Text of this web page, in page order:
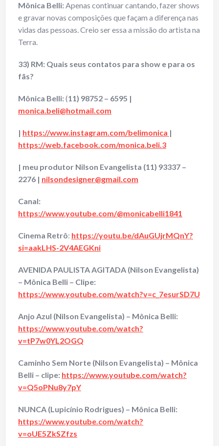
Mônica Belli:Apenas continuar cantando, fazer shows
e gravar novas composições que façam a diferença nas
vidas das pessoas. Creio ser essa a missão do artista na
Terra.
33) RM: Quais seus contatos para show e para os
fãs?
Mônica Belli:(11) 98752 – 6595 |
monica.beli@hotmail.com
| https://www.instagram.com/belimonica |
https://web.facebook.com/monica.beli.3
| meu produtor Nilson Evangelista (11) 93337 –
2276 | nilsondesigner@gmail.com
Canal:
https://www.youtube.com/@monicabelli1841
Cinema Retrô: https://youtu.be/dAuGUjrMQnY?
si=aakLHS-2V4AEGKni
AVENIDA PAULISTA AGITADA (Nilson Evangelista)
– Mônica Belli – Clipe:
https://www.youtube.com/watch?v=c_7esurSD7U
Anjo Azul (Nilson Evangelista) – Mônica Belli:
https://www.youtube.com/watch?
v=tP7w0YL2OGQ
Caminho Sem Norte (Nilson Evangelista) – Mônica
Belli – clipe: https://www.youtube.com/watch?
v=Q5oPNu8y7pY
NUNCA (Lupicínio Rodrigues) – Mônica Belli:
https://www.youtube.com/watch?
v=oUE5ZkSZfzs